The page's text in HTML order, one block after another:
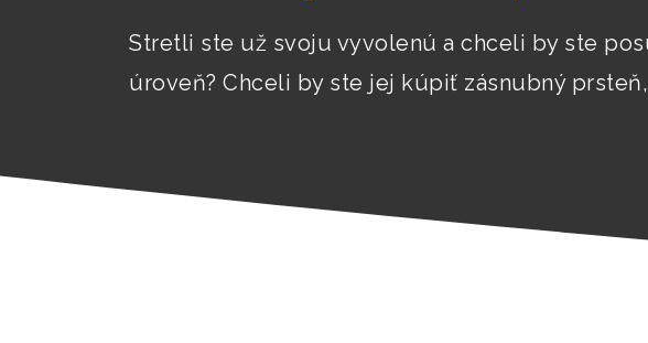
Stretli ste už svoju vyvolenú a chceli by ste
úroveň? Chceli by ste jej kúpiť zásnubný